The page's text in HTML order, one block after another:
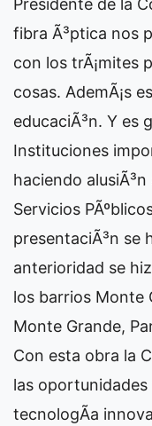
Presidente de la
fibra Ã³ptica nos
con los trÃ¡mites
cosas. AdemÃ¡s
educaciÃ³n. Y es
Instituciones
haciendo
Servicios
presentaciÃ³n se
anterioridad se
los barrios Monte
Monte Grande,
Con esta obra la
las
tecnologÃ­a